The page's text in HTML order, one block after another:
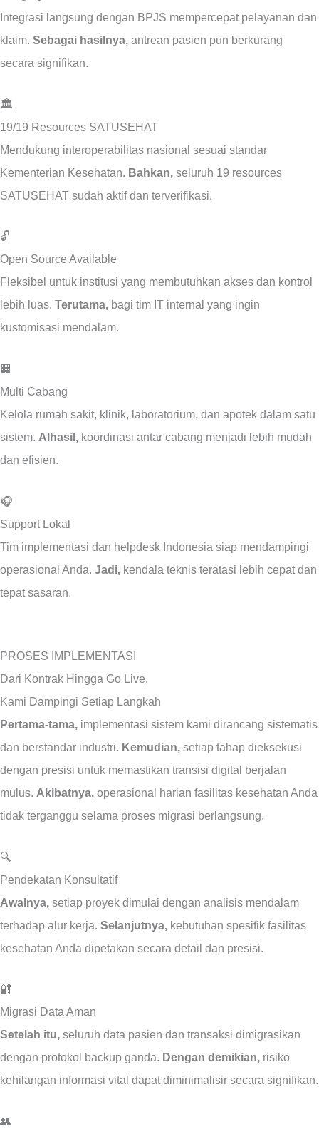
Integrasi langsung dengan BPJS mempercepat pelayanan dan
klaim. Sebagai hasilnya, antrean pasien pun berkurang
secara signifikan.
🏛️
19/19 Resources SATUSEHAT
Mendukung interoperabilitas nasional sesuai standar
Kementerian Kesehatan. Bahkan, seluruh 19 resources
SATUSEHAT sudah aktif dan terverifikasi.
🔓
Open Source Available
Fleksibel untuk institusi yang membutuhkan akses dan kontrol
lebih luas. Terutama, bagi tim IT internal yang ingin
kustomisasi mendalam.
🏢
Multi Cabang
Kelola rumah sakit, klinik, laboratorium, dan apotek dalam satu
sistem. Alhasil, koordinasi antar cabang menjadi lebih mudah
dan efisien.
🎧
Support Lokal
Tim implementasi dan helpdesk Indonesia siap mendampingi
operasional Anda. Jadi, kendala teknis teratasi lebih cepat dan
tepat sasaran.
PROSES IMPLEMENTASI
Dari Kontrak Hingga Go Live,
Kami Dampingi Setiap Langkah
Pertama-tama, implementasi sistem kami dirancang sistematis
dan berstandar industri. Kemudian, setiap tahap dieksekusi
dengan presisi untuk memastikan transisi digital berjalan
mulus. Akibatnya, operasional harian fasilitas kesehatan Anda
tidak terganggu selama proses migrasi berlangsung.
🔍
Pendekatan Konsultatif
Awalnya, setiap proyek dimulai dengan analisis mendalam
terhadap alur kerja. Selanjutnya, kebutuhan spesifik fasilitas
kesehatan Anda dipetakan secara detail dan presisi.
🔐
Migrasi Data Aman
Setelah itu, seluruh data pasien dan transaksi dimigrasikan
dengan protokol backup ganda. Dengan demikian, risiko
kehilangan informasi vital dapat diminimalisir secara signifikan.
👥